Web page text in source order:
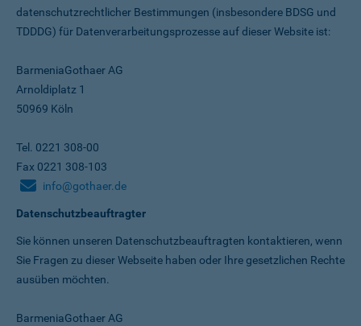
datenschutz­rechtlicher Bestimmungen (insbesondere BDSG und
TDDDG) für Daten­verarbeitungs­prozesse auf dieser Website ist:
BarmeniaGothaer AG
Arnoldiplatz 1
50969 Köln
Tel. 0221 308-00
Fax 0221 308-103
info@gothaer.de
Datenschutzbeauftragter
Sie können unseren Datenschutz­beauftragten kontaktieren, wenn
Sie Fragen zu dieser Webseite haben oder Ihre gesetzlichen Rechte
ausüben möchten.
BarmeniaGothaer AG